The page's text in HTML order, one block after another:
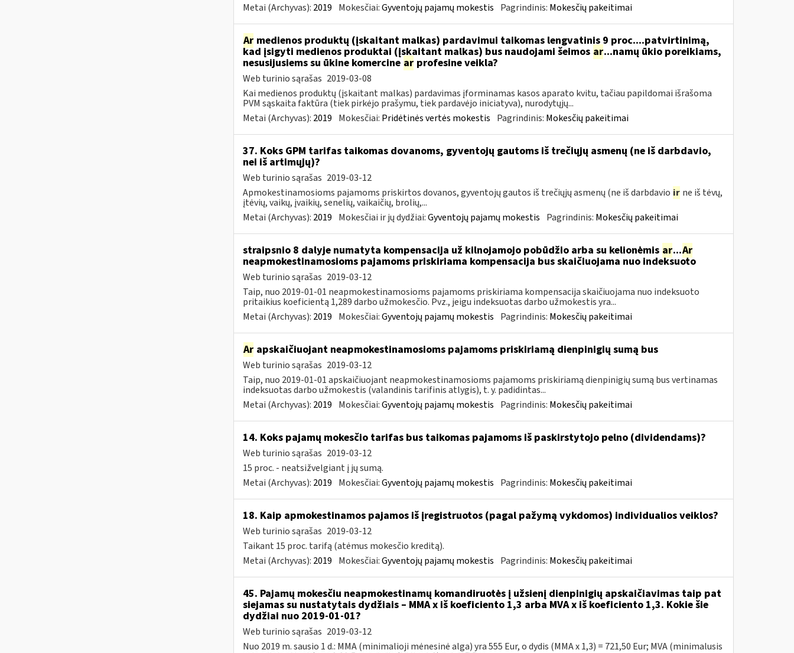
Metai (Archyvas): 2019 Mokesčiai:Gyventojų pajamų mokestis Pagrindinis: Mokesčių pakeitimai
Armedienos produktų (įskaitant malkas) pardavimui taikomas lengvatinis 9 proc....patvirtinimą,
kad įsigyti medienos produktai (įskaitant malkas) bus naudojami šeimos ar...namų ūkio poreikiams,
nesusijusiems su ūkine komercine arprofesine veikla?
Web turinio sąrašas 2019-03-08
Kai medienos produktų (įskaitant malkas) pardavimas įforminamas kasos aparato kvitu, tačiau papildomai išrašoma
PVM sąskaita faktūra (tiek pirkėjo prašymu, tiek pardavėjo iniciatyva), nurodytųjų...
Metai (Archyvas): 2019 Mokesčiai: Pridėtinės vertės mokestis Pagrindinis: Mokesčių pakeitimai
37. Koks GPM tarifas taikomas dovanoms, gyventojų gautoms iš trečiųjų asmenų (ne iš darbdavio,
nei iš artimųjų)?
Web turinio sąrašas 2019-03-12
Apmokestinamosioms pajamoms priskirtos dovanos, gyventojų gautos iš trečiųjų asmenų (ne iš darbdavio ir ne iš tėvų,
įtėvių, vaikų, įvaikių, senelių, vaikaičių, brolių,...
Metai (Archyvas): 2019 Mokesčiai ir jų dydžiai:Gyventojų pajamų mokestis Pagrindinis: Mokesčių pakeitimai
straipsnio 8 dalyje numatyta kompensacija už kilnojamojo pobūdžio arba su kelionėmis ar...Ar
neapmokestinamosioms pajamoms priskiriama kompensacija bus skaičiuojama nuo indeksuoto
Web turinio sąrašas 2019-03-12
Taip, nuo 2019-01-01 neapmokestinamosioms pajamoms priskiriama kompensacija skaičiuojama nuo indeksuoto
pritaikius koeficientą 1,289 darbo užmokesčio. Pvz., jeigu indeksuotas darbo užmokestis yra...
Metai (Archyvas): 2019 Mokesčiai:Gyventojų pajamų mokestis Pagrindinis: Mokesčių pakeitimai
Arapskaičiuojant neapmokestinamosioms pajamoms priskiriamą dienpinigių sumą bus
Web turinio sąrašas 2019-03-12
Taip, nuo 2019-01-01 apskaičiuojant neapmokestinamosioms pajamoms priskiriamą dienpinigių sumą bus vertinamas
indeksuotas darbo užmokestis (valandinis tarifinis atlygis), t. y. padidintas...
Metai (Archyvas): 2019 Mokesčiai:Gyventojų pajamų mokestis Pagrindinis: Mokesčių pakeitimai
14. Koks pajamų mokesčio tarifas bus taikomas pajamoms iš paskirstytojo pelno (dividendams)?
Web turinio sąrašas 2019-03-12
15 proc. - neatsižvelgiant į jų sumą.
Metai (Archyvas): 2019 Mokesčiai:Gyventojų pajamų mokestis Pagrindinis: Mokesčių pakeitimai
18. Kaip apmokestinamos pajamos iš įregistruotos (pagal pažymą vykdomos) individualios veiklos?
Web turinio sąrašas 2019-03-12
Taikant 15 proc. tarifą (atėmus mokesčio kreditą).
Metai (Archyvas): 2019 Mokesčiai:Gyventojų pajamų mokestis Pagrindinis: Mokesčių pakeitimai
45. Pajamų mokesčiu neapmokestinamų komandiruotės į užsienį dienpinigių apskaičiavimas taip pat
siejamas su nustatytais dydžiais – MMA x iš koeficiento 1,3 arba MVA x iš koeficiento 1,3. Kokie šie
dydžiai nuo 2019-01-01?
Web turinio sąrašas 2019-03-12
Nuo 2019 m. sausio 1 d.: MMA (minimalioji mėnesinė alga) yra 555 Eur, o dydis (MMA x 1,3) = 721,50 Eur; MVA (minimalusis